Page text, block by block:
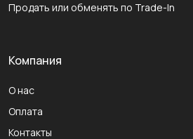
Продать или обменять по Trade-In
Компания
О нас
Оплата
Контакты